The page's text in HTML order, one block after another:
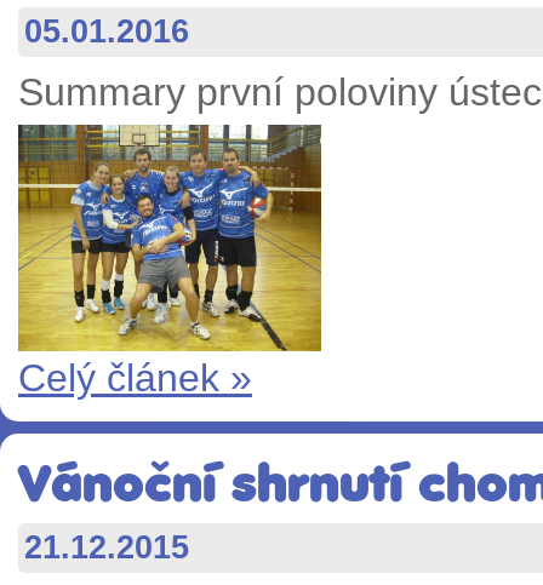
05.01.2016
Summary první poloviny
Celý článek »
Vánoční shrnutí
21.12.2015